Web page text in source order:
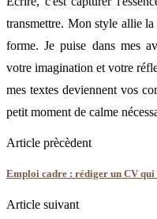
transmettre. Mon style allie
forme. Je puise dans mes
votre imagination et votre
mes textes deviennent vos
petit moment de calme
Article prècèdent
Emploi cadre : rédiger un CV
Article suivant